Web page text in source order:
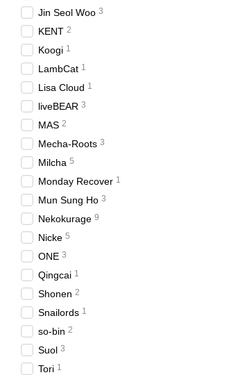
Jin Seol Woo 3
KENT 2
Koogi 1
LambCat 1
Lisa Cloud 1
liveBEAR 3
MAS 2
Mecha-Roots 3
Milcha 5
Monday Recover 1
Mun Sung Ho 3
Nekokurage 9
Nicke 5
ONE 3
Qingcai 1
Shonen 2
Snailords 1
so-bin 2
Suol 3
Tori 1